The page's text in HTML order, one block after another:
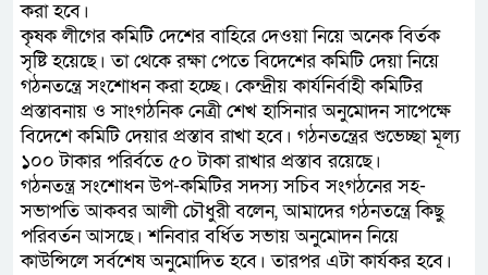
করা হবে।
কৃষক লীগের কমিটি দেশের বাহিরে দেওয়া নিয়ে অনেক বির্তক
সৃষ্টি হয়েছে। তা থেকে রক্ষা পেতে বিদেশের কমিটি দেয়া নিয়ে
গঠনতন্ত্রে সংশোধন করা হচ্ছে। কেন্দ্রীয় কার্যনির্বাহী কমিটির
প্রস্তাবনায় ও সাংগঠনিক নেত্রী শেখ হাসিনার অনুমোদন সাপেক্ষে
বিদেশে কমিটি দেয়ার প্রস্তাব রাখা হবে। গঠনতন্ত্রের শুভেচ্ছা মূল্য
১০০ টাকার পরির্বতে ৫০ টাকা রাখার প্রস্তাব রয়েছে।
গঠনতন্ত্র সংশোধন উপ-কমিটির সদস্য সচিব সংগঠনের সহ-
সভাপতি আকবর আলী চৌধুরী বলেন, আমাদের গঠনতন্ত্রে কিছু
পরিবর্তন আসছে। শনিবার বর্ধিত সভায় অনুমোদন নিয়ে
কাউন্সিলে সর্বশেষ অনুমোদিত হবে। তারপর এটা কার্যকর হবে।